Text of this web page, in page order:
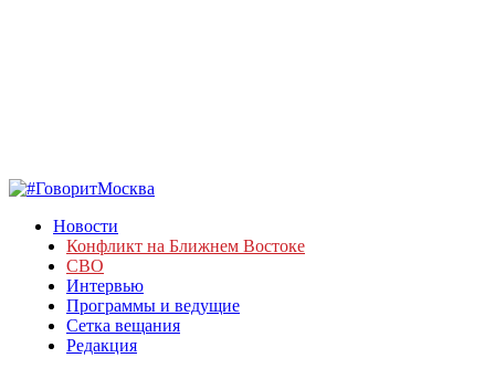
Новости
Конфликт на Ближнем Востоке
СВО
Интервью
Программы и ведущие
Сетка вещания
Редакция